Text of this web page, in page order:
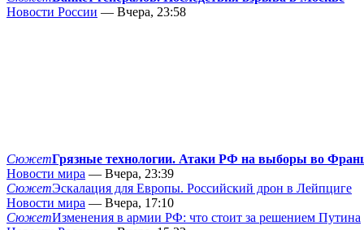
Новости России — Вчера, 23:58
СюжетГрязные технологии. Атаки РФ на выборы во
Новости мира — Вчера, 23:39
СюжетЭскалация для Европы. Российский дрон в Лейпциге
Новости мира — Вчера, 17:10
СюжетИзменения в армии РФ: что стоит за решением Путина